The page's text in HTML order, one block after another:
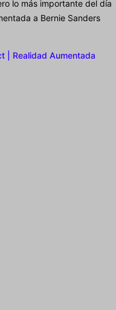
lo más importante del día
a Bernie Sanders
| Realidad Aumentada